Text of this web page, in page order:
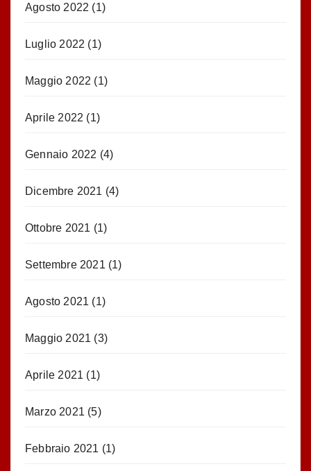
Agosto 2022 (1)
Luglio 2022 (1)
Maggio 2022 (1)
Aprile 2022 (1)
Gennaio 2022 (4)
Dicembre 2021 (4)
Ottobre 2021 (1)
Settembre 2021 (1)
Agosto 2021 (1)
Maggio 2021 (3)
Aprile 2021 (1)
Marzo 2021 (5)
Febbraio 2021 (1)